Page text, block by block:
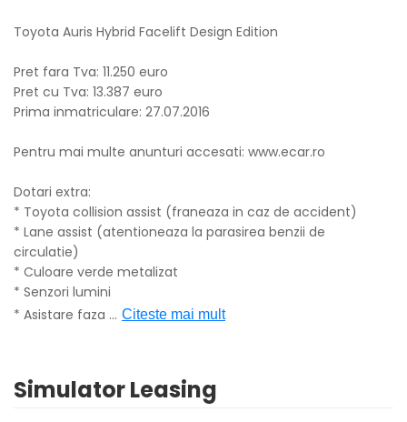
Toyota Auris Hybrid Facelift Design Edition
Pret fara Tva: 11.250 euro
Pret cu Tva: 13.387 euro
Prima inmatriculare: 27.07.2016
Pentru mai multe anunturi accesati: www.ecar.ro
Dotari extra:
* Toyota collision assist (franeaza in caz de accident)
* Lane assist (atentioneaza la parasirea benzii de
circulatie)
* Culoare verde metalizat
* Senzori lumini
* Asistare faza ... Citeste mai mult
Simulator Leasing